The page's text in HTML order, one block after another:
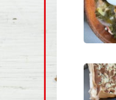
LinkedIn
Whatsapp
Pinterest